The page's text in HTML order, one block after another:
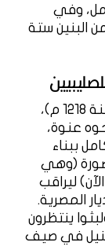
وفي
ستة
في 10 رمضان سنة 615 هـ (30 نوفمبر سنة 1218 م)،
عنوة،
ببناء
(وهي
ليراقب
المصرية.
ينتظرون
في صيف